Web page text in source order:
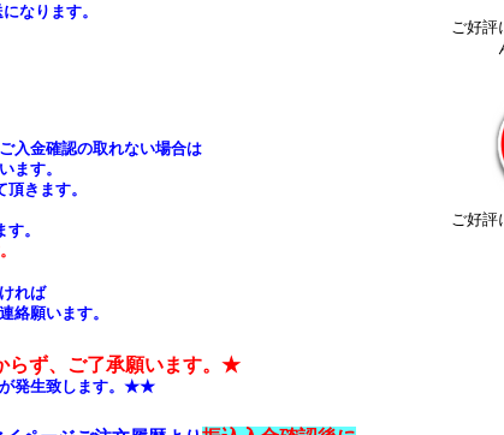
なります。
入金確認の取れない場合は
ます。
きます。
。
れば
絡願います。
らず、ご了承願います。★
が発生致します。★★
ご好評
ご好評